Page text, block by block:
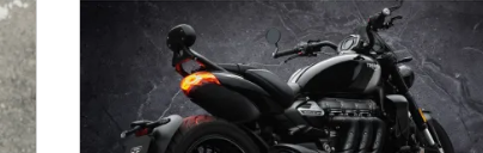
#TRIUMPH SPEED TWIN LIMITED EDITION